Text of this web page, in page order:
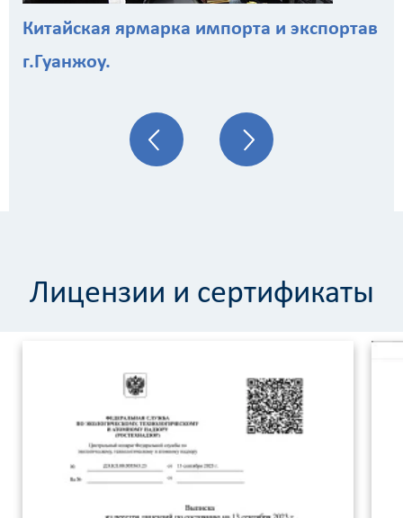
Китайская ярмарка импорта и экспортав
г.Гуанжоу.
Лицензии и сертификаты